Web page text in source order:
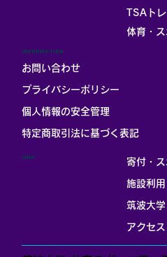
TSAト
体育・
寄付・
施設利用
筑波大
アクセス
LINK
INFORMATION
お問い合わせ
プライバシーポリシー
個人情報の安全管理
​特定商取引法に基づく表記